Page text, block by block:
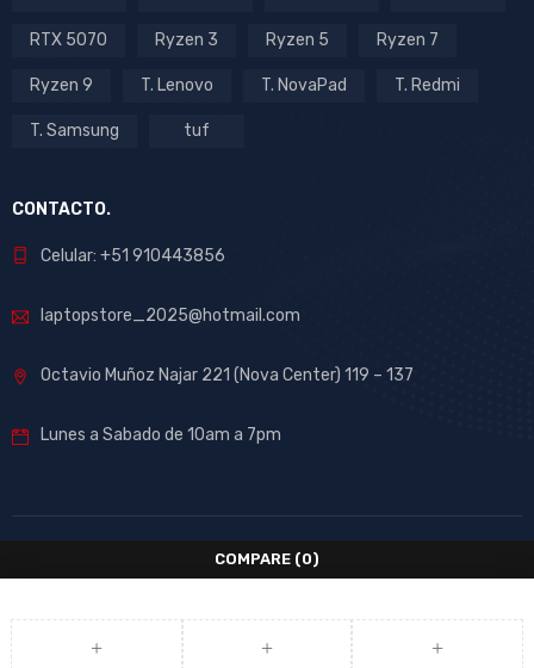
RTX 5070 Ryzen 3 Ryzen 5 Ryzen 7
Ryzen 9 T. Lenovo T. NovaPad T. Redmi
T. Samsung tuf
CONTACTO.
Celular: +51 910443856
laptopstore_2025@hotmail.com
Octavio Muñoz Najar 221 (Nova Center) 119 – 137
Lunes a Sabado de 10am a 7pm
COMPARE (0)